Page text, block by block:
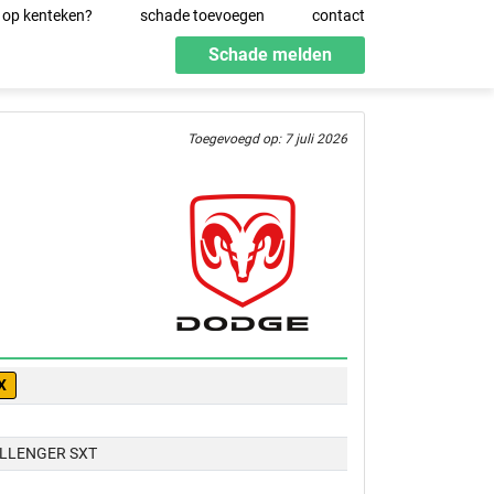
kenteken? schade toevoegen contact
Schade melden
Toegevoegd op: 7 juli 2026
SXT